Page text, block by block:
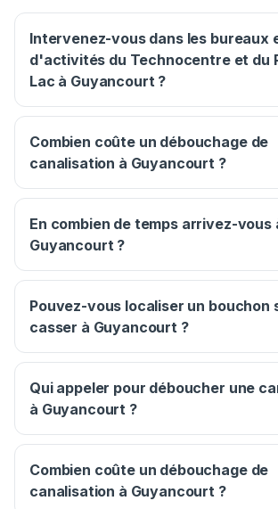
Intervenez-vous dans les bureaux
d'activités du Technocentre et du
Lac à Guyancourt ?
Combien coûte un débouchage de
canalisation à Guyancourt ?
En combien de temps arrivez-vous
Guyancourt ?
Pouvez-vous localiser un bouchon
casser à Guyancourt ?
Qui appeler pour déboucher une
à Guyancourt ?
Combien coûte un débouchage de
canalisation à Guyancourt ?